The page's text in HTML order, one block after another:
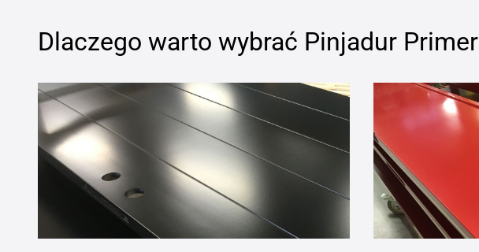
Dlaczego warto wybrać Pinjadur Primer